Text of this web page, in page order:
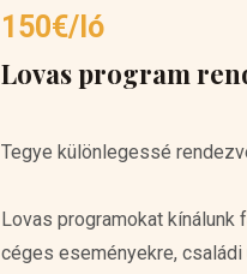
150€/ló
Lovas program
Tegye különlegessé
Lovas programokat kínálunk
céges eseményekre,